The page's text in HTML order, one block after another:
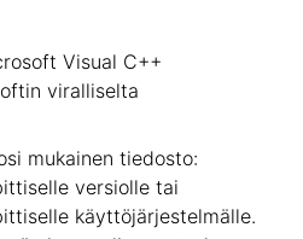
Visual C++
viralliselta
mukainen tiedosto:
versiolle tai
käyttöjärjestelmälle.